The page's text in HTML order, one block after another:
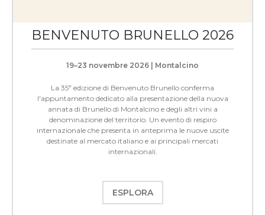
BENVENUTO BRUNELLO 2026
19–23 novembre 2026 | Montalcino
La 35ª edizione di Benvenuto Brunello conferma
l'appuntamento dedicato alla presentazione della nuova
annata di Brunello di Montalcino e degli altri vini a
denominazione del territorio. Un evento di respiro
internazionale che presenta in anteprima le nuove uscite
destinate al mercato italiano e ai principali mercati
internazionali.
ESPLORA